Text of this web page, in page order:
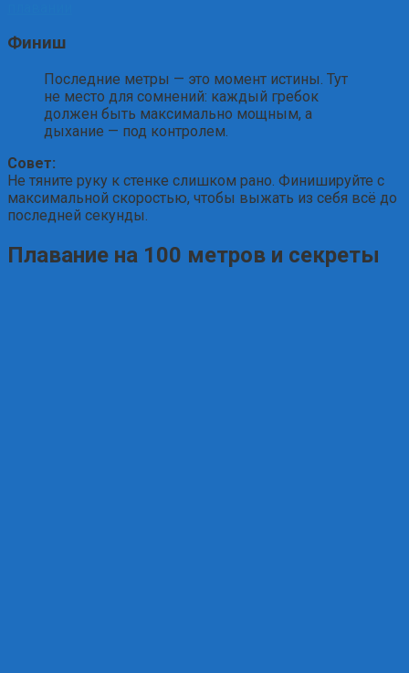
Финиш
Последние метры — это момент истины. Тут
не место для сомнений: каждый гребок
должен быть максимально мощным, а
дыхание — под контролем.
Совет:
Не тяните руку к стенке слишком рано. Финишируйте с
максимальной скоростью, чтобы выжать из себя всё до
последней секунды.
Плавание на 100 метров и секреты